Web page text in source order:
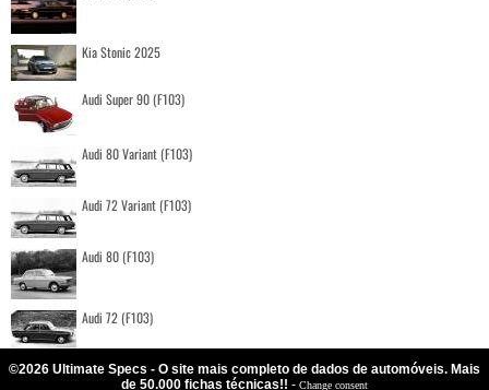
Kia Stonic 2025
Audi Super 90 (F103)
Audi 80 Variant (F103)
Audi 72 Variant (F103)
Audi 80 (F103)
Audi 72 (F103)
©2026 Ultimate Specs - O site mais completo de dados de automóveis. Mais
de 50.000 fichas técnicas!! - Change consent